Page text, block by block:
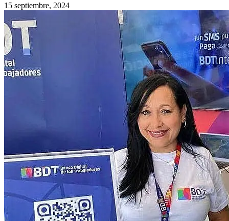
15 septiembre, 2024